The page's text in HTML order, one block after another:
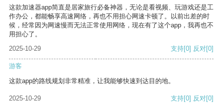
这款加速器app简直是居家旅行必备神器，无论是看视频、玩游戏还是工
作办公，都能畅享高速网络，再也不用担心网速卡顿了。以前出差的时
候，经常因为网速慢而无法正常使用网络，现在有了这个app，我再也不
用担心了。
2025-10-29
支持[0] 反对[0]
游客
这款app的路线规划非常精准，让我能够快速到达目的地。
2025-10-29 支持[0] 反对[0]